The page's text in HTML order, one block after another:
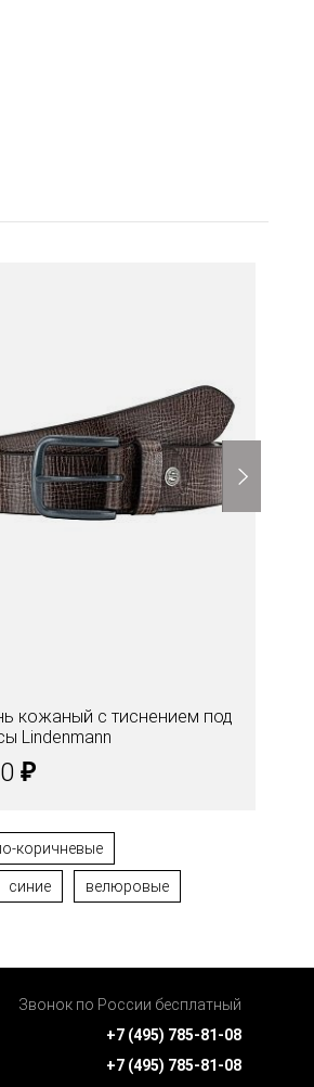
кожаный с тиснением под
Lindenmann
₽
коричневые
синие велюровые
Звонок по России бесплатный
+7 (495) 785-81-08
+7 (495) 785-81-08